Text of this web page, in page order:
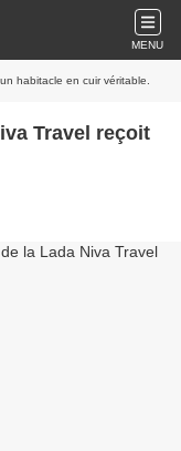
MENU
habitacle en cuir véritable.
Travel reçoit